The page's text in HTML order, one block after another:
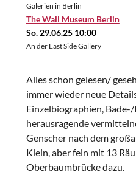
Galerien in Berlin
The Wall Museum Berlin
So. 29.06.25 10:00
An der East Side Gallery
Alles schon gelesen/
immer wieder neue
Einzelbiographien,
herausragende
Genscher nach dem
Klein, aber fein mit 13
Oberbaumbrücke dazu.